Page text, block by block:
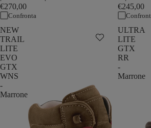
€270,00
Confronta
€245,00
NEW
TRAIL
LITE
EVO
GTX
WNS
-
Marrone
ULTRA
LITE
GTX
RR
-
Marrone